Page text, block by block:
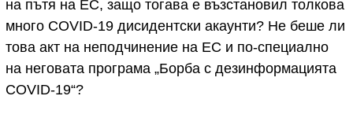
на пътя на ЕС, защо тогава е възстановил толкова
много COVID-19 дисидентски акаунти? Не беше ли
това акт на неподчинение на ЕС и по-специално
на неговата програма „Борба с дезинформацията
COVID-19“?